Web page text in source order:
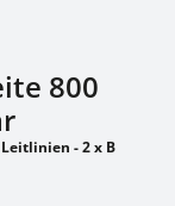
800
- 2 x B